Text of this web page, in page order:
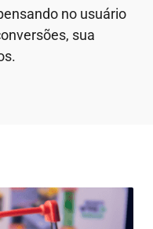
no usuário
sua